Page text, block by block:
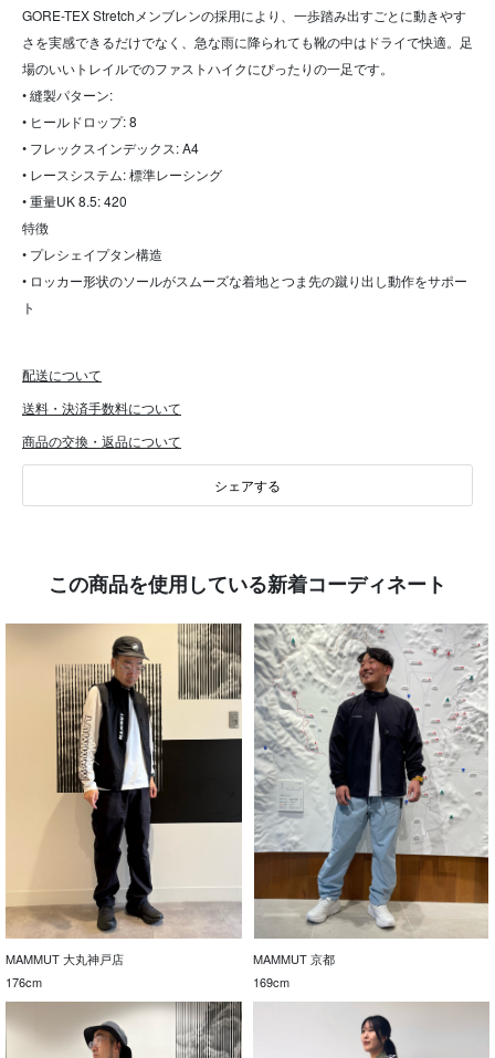
GORE-TEX Stretchメンブレンの採用により、一歩踏み出すごとに動きやす
さを実感できるだけでなく、急な雨に降られても靴の中はドライで快適。足
場のいいトレイルでのファストハイクにぴったりの一足です。
• 縫製パターン:
• ヒールドロップ: 8
• フレックスインデックス: A4
• レースシステム: 標準レーシング
• 重量UK 8.5: 420
特徴
• プレシェイプタン構造
• ロッカー形状のソールがスムーズな着地とつま先の蹴り出し動作をサポー
ト
配送について
送料・決済手数料について
商品の交換・返品について
シェアする
この商品を使用している新着コーディネート
MAMMUT 大丸神戸店
176cm
MAMMUT 京都
169cm